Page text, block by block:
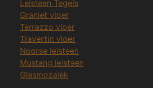
Leisteen Tegels
Graniet vloer
Terrazzo vloer
Travertin vloer
Noorse leisteen
Mustang leisteen
Glasmozaïek